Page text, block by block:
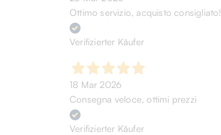
Ottimo servizio, acquisto consigliato!
Verifizierter Käufer
18 Mar 2026
Consegna veloce, ottimi prezzi
Verifizierter Käufer